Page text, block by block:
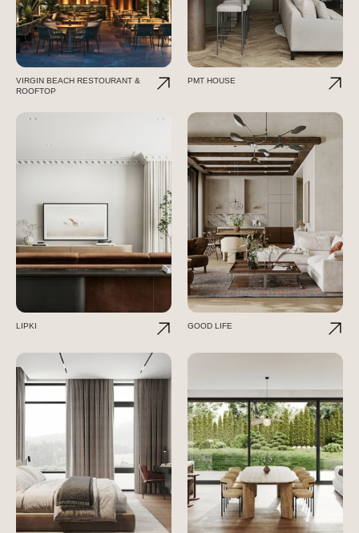
VIRGIN BEACH RESTOURANT &
ROOFTOP
PMT HOUSE
LIPKI GOOD LIFE